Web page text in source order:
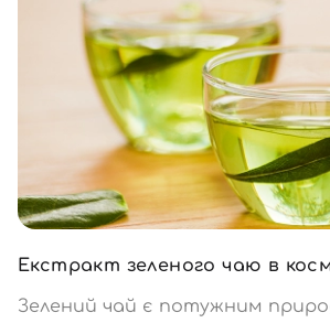
Екстракт зеленого чаю в
Зелений чай є потужним